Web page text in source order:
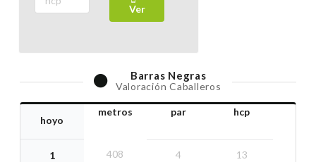
Ver
Barras Negras
Valoración Caballeros
hoyo
1
metros
408
par
4
hcp
13